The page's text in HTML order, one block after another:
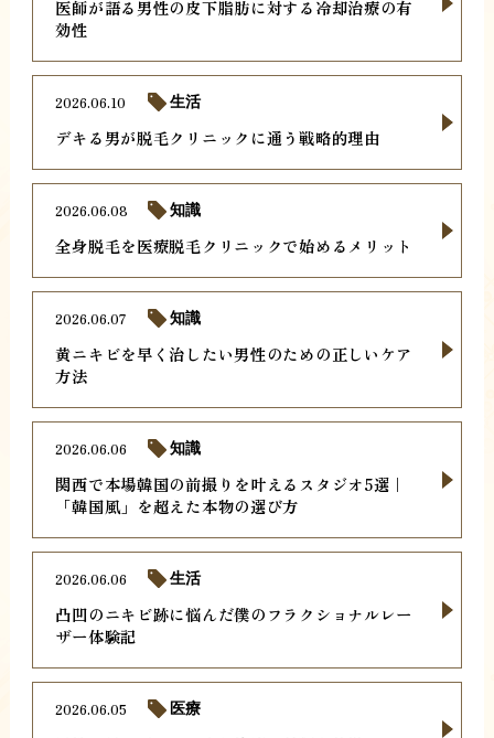
医師が語る男性の皮下脂肪に対する冷却治療の有
効性
デキる男が脱毛クリニックに通う戦略的理由
2026.06.10 生活
全身脱毛を医療脱毛クリニックで始めるメリット
2026.06.08 知識
黄ニキビを早く治したい男性のための正しいケア
方法
2026.06.07 知識
関西で本場韓国の前撮りを叶えるスタジオ5選｜
「韓国風」を超えた本物の選び方
2026.06.06 知識
凸凹のニキビ跡に悩んだ僕のフラクショナルレー
ザー体験記
2026.06.06 生活
2026.06.05 医療